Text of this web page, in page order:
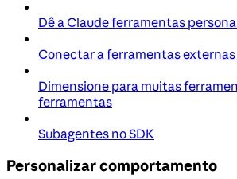
Dê a Claude ferramentas
Conectar a ferramentas externas
Dimensione para muitas
ferramentas
Subagentes no SDK
Personalizar comportamento